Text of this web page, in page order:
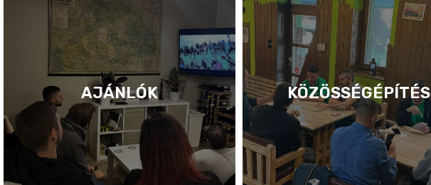
AJÁNLÓK KÖZÖSSÉGÉPÍTÉS